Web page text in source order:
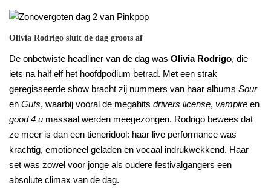
Olivia Rodrigo sluit de dag groots af
De onbetwiste headliner van de dag was Olivia Rodrigo, die
iets na half elf het hoofdpodium betrad. Met een strak
geregisseerde show bracht zij nummers van haar albums Sour
en Guts, waarbij vooral de megahits drivers license, vampire en
good 4 u massaal werden meegezongen. Rodrigo bewees dat
ze meer is dan een tieneridool: haar live performance was
krachtig, emotioneel geladen en vocaal indrukwekkend. Haar
set was zowel voor jonge als oudere festivalgangers een
absolute climax van de dag.